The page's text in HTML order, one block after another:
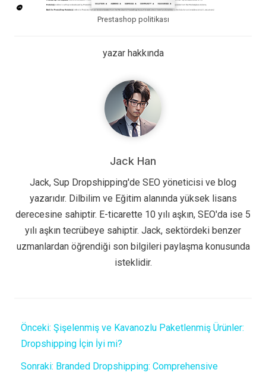
Prestashop politikası
yazar hakkında
Jack Han
Jack, Sup Dropshipping'de SEO yöneticisi ve blog
yazarıdır. Dilbilim ve Eğitim alanında yüksek lisans
derecesine sahiptir. E-ticarette 10 yılı aşkın, SEO'da ise 5
yılı aşkın tecrübeye sahiptir. Jack, sektördeki benzer
uzmanlardan öğrendiği son bilgileri paylaşma konusunda
isteklidir.
Önceki: Şişelenmiş ve Kavanozlu Paketlenmiş Ürünler:
Dropshipping İçin İyi mi?
Sonraki: Branded Dropshipping: Comprehensive